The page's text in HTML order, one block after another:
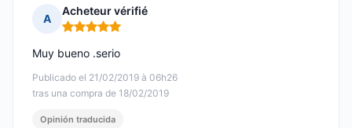
A
Acheteur vérifié
Nota: 5 de 5
Publicado el 21/02/2019 à 06h26
tras una compra de 18/02/2019
Muy bueno .serio
Opinión traducida